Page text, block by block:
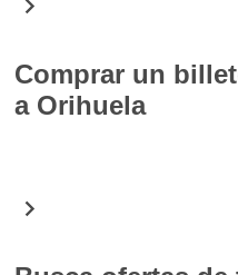
Comprar un
a Orihuela
simple búsqueda